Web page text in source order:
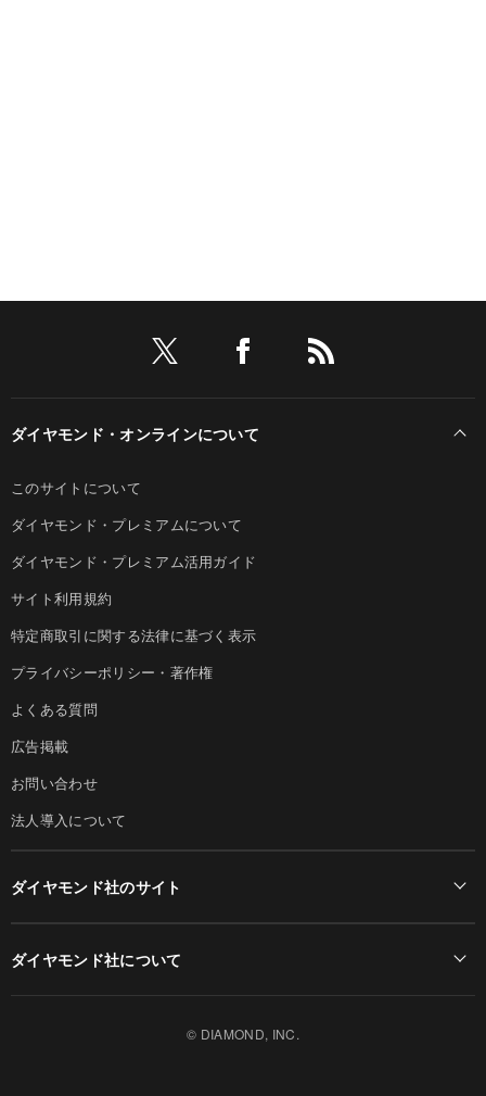
ダイヤモンド・オンラインについて
このサイトについて
ダイヤモンド・プレミアムについて
ダイヤモンド・プレミアム活用ガイド
サイト利用規約
特定商取引に関する法律に基づく表示
プライバシーポリシー・著作権
よくある質問
広告掲載
お問い合わせ
法人導入について
ダイヤモンド社のサイト
ダイヤモンド社について
© DIAMOND, INC.